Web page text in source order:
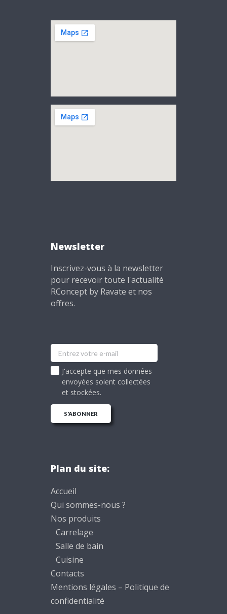
Newsletter
Inscrivez-vous à la newsletter
pour recevoir toute l'actualité
RConcept by Ravate et nos
offres.
J'accepte que mes données
envoyées soient collectées
et stockées.
Plan du site:
Accueil
Qui sommes-nous ?
Nos produits
Carrelage
Salle de bain
Cuisine
Contacts
Mentions légales – Politique de
confidentialité